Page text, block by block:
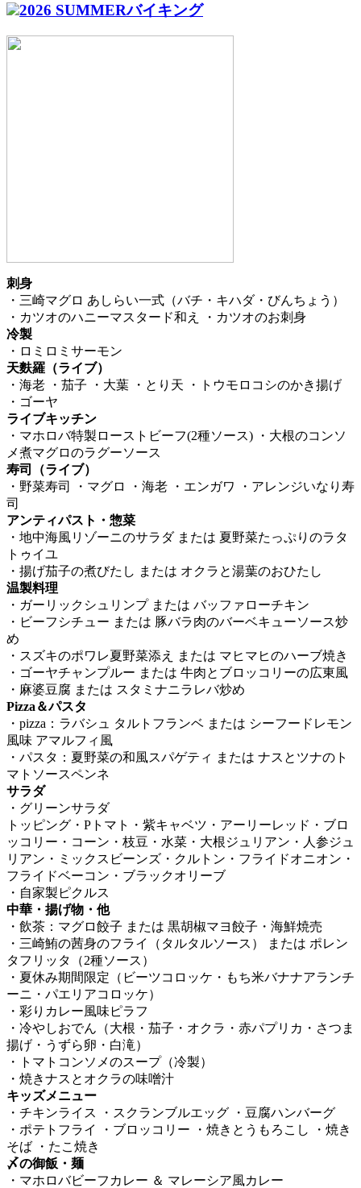
2026 SUMMERバイキング
刺身
・三崎マグロ あしらい一式（バチ・キハダ・びんちょう）
・カツオのハニーマスタード和え ・カツオのお刺身
冷製
・ロミロミサーモン
天麩羅（ライブ）
・海老 ・茄子 ・大葉 ・とり天 ・トウモロコシのかき揚げ
・ゴーヤ
ライブキッチン
・マホロバ特製ローストビーフ(2種ソース) ・大根のコンソ
メ煮マグロのラグーソース
寿司（ライブ）
・野菜寿司 ・マグロ ・海老 ・エンガワ ・アレンジいなり寿
司
アンティパスト・惣菜
・地中海風リゾーニのサラダ または 夏野菜たっぷりのラタ
トゥイユ
・揚げ茄子の煮びたし または オクラと湯葉のおひたし
温製料理
・ガーリックシュリンプ または バッファローチキン
・ビーフシチュー または 豚バラ肉のバーベキューソース炒
め
・スズキのポワレ夏野菜添え または マヒマヒのハーブ焼き
・ゴーヤチャンプルー または 牛肉とブロッコリーの広東風
・麻婆豆腐 または スタミナニラレバ炒め
Pizza＆パスタ
・pizza：ラバシュ タルトフランベ または シーフードレモン
風味 アマルフィ風
・パスタ：夏野菜の和風スパゲティ または ナスとツナのト
マトソースペンネ
サラダ
・グリーンサラダ
トッピング・Pトマト・紫キャベツ・アーリーレッド・ブロ
ッコリー・コーン・枝豆・水菜・大根ジュリアン・人参ジュ
リアン・ミックスビーンズ・クルトン・フライドオニオン・
フライドベーコン・ブラックオリーブ
・自家製ピクルス
中華・揚げ物・他
・飲茶：マグロ餃子 または 黒胡椒マヨ餃子・海鮮焼売
・三崎鮪の茜身のフライ（タルタルソース） または ポレン
タフリッタ（2種ソース）
・夏休み期間限定（ビーツコロッケ・もち米バナナアランチ
ーニ・パエリアコロッケ）
・彩りカレー風味ピラフ
・冷やしおでん（大根・茄子・オクラ・赤パプリカ・さつま
揚げ・うずら卵・白滝）
・トマトコンソメのスープ（冷製）
・焼きナスとオクラの味噌汁
キッズメニュー
・チキンライス ・スクランブルエッグ ・豆腐ハンバーグ
・ポテトフライ ・ブロッコリー ・焼きとうもろこし ・焼き
そば ・たこ焼き
〆の御飯・麺
・マホロバビーフカレー ＆ マレーシア風カレー